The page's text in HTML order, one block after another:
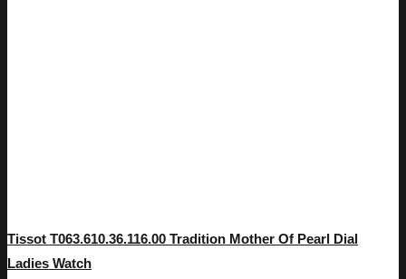
Tissot T063.610.36.116.00 Tradition Mother Of Pearl Dial
Ladies Watch